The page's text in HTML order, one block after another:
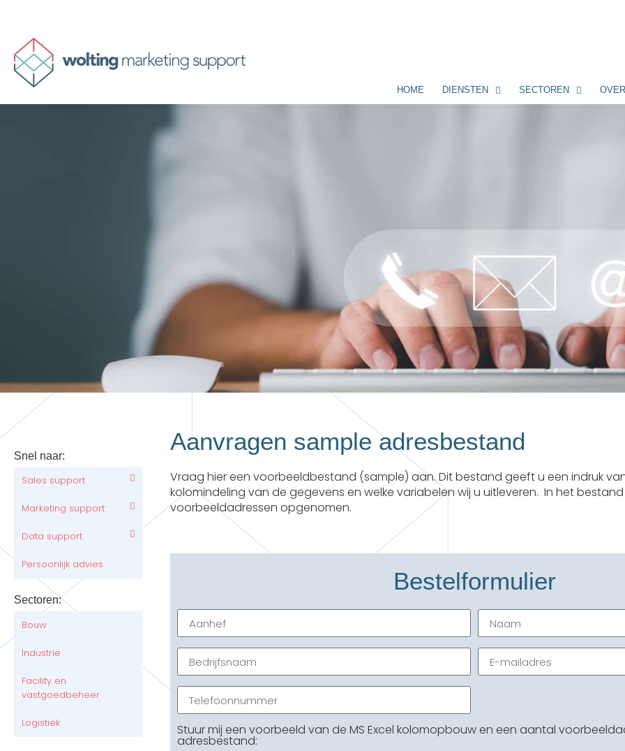
HOME DIENSTEN SECTOREN
Snel naar:
Sales support
Marketing support
Data support
Persoonlijk advies
Sectoren:
Bouw
Industrie
Facility en
vastgoedbeheer
Logistiek
Aanvragen sample adresbestand
Vraag hier een voorbeeldbestand (sample) aan. Dit bestand geeft u een indruk
kolomindeling van de gegevens en welke variabelen wij u uitleveren. In het
voorbeeldadressen opgenomen.
Bestelformulier
Stuur mij een voorbeeld van de MS Excel kolomopbouw en een aantal
adresbestand: